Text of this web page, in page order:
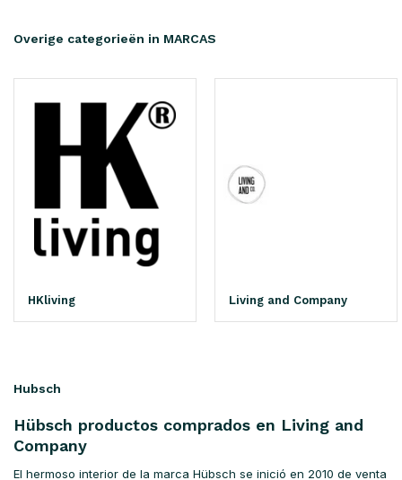
Overige categorieën in MARCAS
HKliving Living and Company
Hubsch
Hübsch productos comprados en Living and
Company
El hermoso interior de la marca Hübsch se inició en 2010 de venta